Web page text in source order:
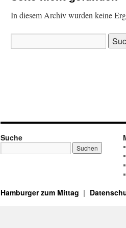
In diesem Archiv wurden keine
nach:
Suche
Hamburger zum Mittag